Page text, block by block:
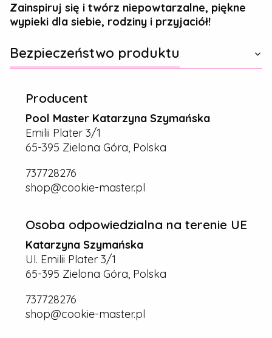
Zainspiruj się i twórz niepowtarzalne, piękne
wypieki dla siebie, rodziny i przyjaciół!
Bezpieczeństwo produktu
Producent
Pool Master Katarzyna Szymańska
Emilii Plater 3/1
65-395 Zielona Góra, Polska
737728276
shop@cookie-master.pl
Osoba odpowiedzialna na terenie UE
Katarzyna Szymańska
Ul. Emilii Plater 3/1
65-395 Zielona Góra, Polska
737728276
shop@cookie-master.pl